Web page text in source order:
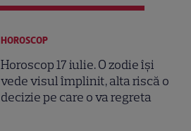
HOROSCOP
Horoscop 17 iulie. O zodie își
vede visul împlinit, alta riscă o
decizie pe care o va regreta